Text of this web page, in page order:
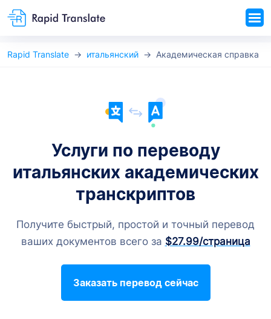
Rapid Translate итальянский Академическая справка
Услуги по переводу
итальянских академических
транскриптов
Получите быстрый, простой и точный перевод
ваших документов всего за $27.99/страница
Заказать перевод сейчас